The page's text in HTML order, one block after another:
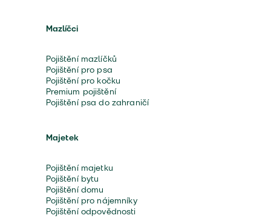
Mazlíčci
Pojištění mazlíčků
Pojištění pro psa
Pojištění pro kočku
Premium pojištění
Pojištění psa do zahraničí
Majetek
Pojištění majetku
Pojištění bytu
Pojištění domu
Pojištění pro nájemníky
Pojištění odpovědnosti